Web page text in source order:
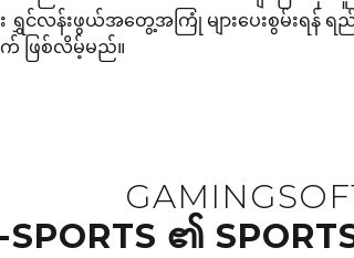
ြီး ရွှင်လန်းဖွယ်အတွေ့အကြုံ များပေးစွမ်း
ဖြစ်လိမ့်မည်။
၏